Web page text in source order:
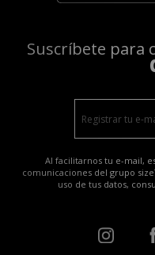
Suscríbete para
Al facilitarnos tu e-mail,
comunicaciones del grupo
uso de tus datos,